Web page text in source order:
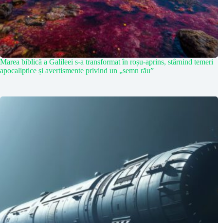
Marea biblică a Galileei s-a transformat în roșu-aprins, stârnind temeri
apocaliptice și avertismente privind un „semn rău”